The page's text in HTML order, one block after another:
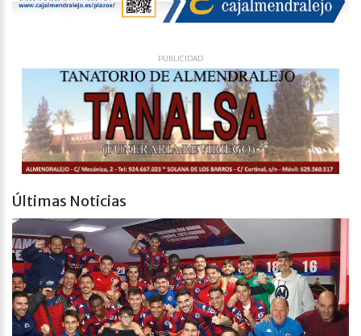
PUBLICIDAD
Últimas Noticias